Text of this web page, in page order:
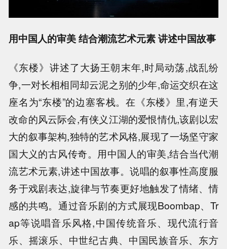
用中国人的审美 结合潮流艺术元素 讲述中国故事
《东楼》讲述了大扬王朝末年,时局动荡,战乱纷
争,一对长相相同却云泥之别的少年,命运交织在这
座名为“东楼”的边塞客栈。在《东楼》里,有逆天
改命的风云际会,有侠义江湖的爱恨情仇,该剧以宏
大的叙事架构,独特的艺术风格,展现了一场坚守家
国大义的古风传奇。用中国人的审美,结合当代潮
流艺术元素,讲述中国故事。说唱的叙事性高度服
务于戏剧表达,旋律与节奏更好地触发了情绪、情
感的共鸣。通过音乐剧的方式展现Boombap、Tr
ap等说唱音乐风格,中国传统音乐、现代流行音
乐、摇滚乐、中世纪古典、中国民族音乐、东方